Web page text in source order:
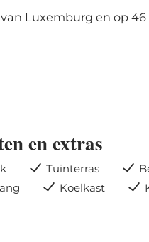
Luxemburg en op 46
en extras
Tuinterras
Koelkast